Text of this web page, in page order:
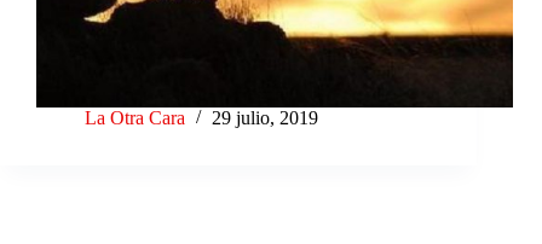
La Otra Cara 29 julio, 2019